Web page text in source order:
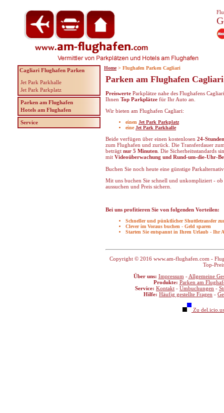
Parken am Flughafen Cagliari
Preiswerte Parkplätze nahe des Flughafens
Ihnen Top Parkplätze für Ihr Auto an.
Wir bieten am Flughafen Cagliari:
einen Jet Park Parkplatz
eineJet Park Parkhalle
Beide verfügen über einen kostenlosen 24-
zum Flughafen und zurück. Die Transferdauer
beträgt nur 5 Minuten . Die Sicherheitsstandards
mit Videoüberwachung und Rund-um-die-Uhr-
Buchen Sie noch heute eine günstige
Mit uns buchen Sie schnell und unkompliziert -
aussuchen und Preis sichern.
Bei uns profitieren Sie von folgenden Vorteilen:
Schneller und pünktlicher Shuttletransfer
Clever im Voraus buchen - Geld sparen
Starten Sie entspannt in Ihren Urlaub - Ihr
Copyright © 2016 www.am-flughafen.com -
Top-
Über uns: Impressum - Allgemeine
Produkte: Parken am
Service: Kontakt - Umbuchungen -
Hilfe: Häufig gestellte Fragen -
Zu
Cagliari Flughafen Parken
Jet Park Parkhalle
Jet Park Parkplatz
Parken am Flughafen
Hotels am Flughafen
Service
Home > Flughafen Parken Cagliari